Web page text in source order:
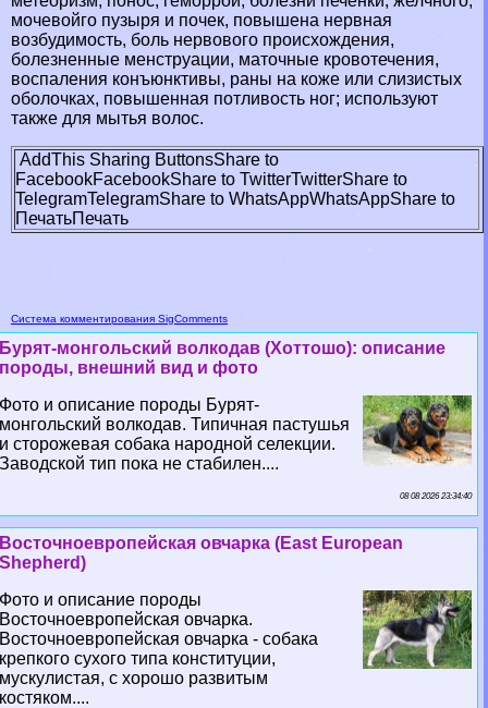
мочевой­го пузыря и почек, повышена нервная
возбудимость, боль нер­вового происхождения,
болезненные мeнcтpуации, маточные кровотечения,
воспаления конъюнктивы, раны на коже или слизистых
оболочках, повышенная потливость ног; используют
также для мытья волос.
AddThis Sharing ButtonsShare to
FacebookFacebookShare to TwitterTwitterShare to
TelegramTelegramShare to WhatsAppWhatsAppShare to
ПечатьПечать
Система комментирования SigComments
Бурят-монгольский волкодав (Хоттошо): описание
породы, внешний вид и фото
Фото и описание породы Бурят-
монгольский волкодав. Типичная пастушья
и сторожевая собака народной селекции.
Заводской тип пока не стабилен....
08 08 2026 23:34:40
Восточноевропейская овчарка (East European
Shepherd)
Фото и описание породы
Восточноевропейская овчарка.
Восточноевропейская овчарка - собака
крепкого сухого типа конституции,
мускулистая, с хорошо развитым
костяком....